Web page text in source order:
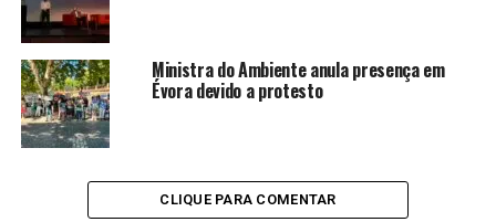
Ministra do Ambiente anula presença em
Évora devido a protesto
CLIQUE PARA COMENTAR